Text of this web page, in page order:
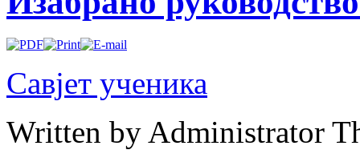
Савјет ученика
Written by Administrator